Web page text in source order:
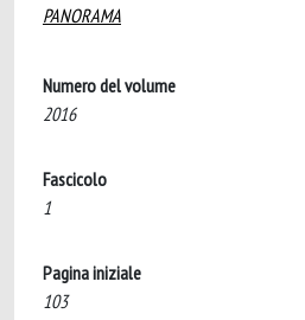
PANORAMA
Numero del volume
2016
Fascicolo
1
Pagina iniziale
103